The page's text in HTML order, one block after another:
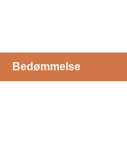
Bedømmelse